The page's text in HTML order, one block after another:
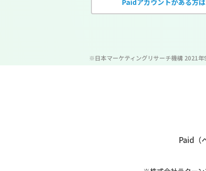
Paidアカウントがある方
※日本マーケティングリサーチ機構 2021年9
Paid（